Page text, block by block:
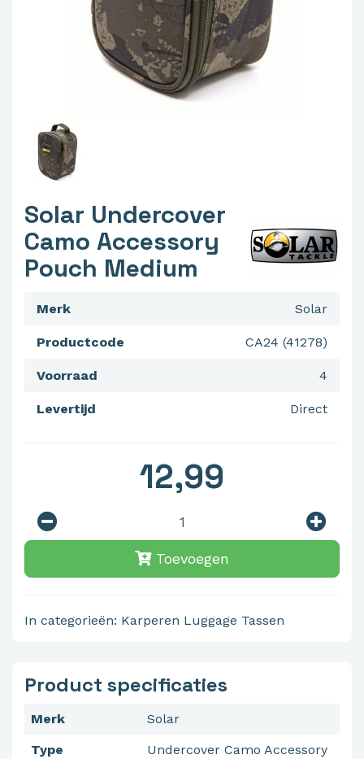
Solar Undercover
Camo Accessory
Pouch Medium
Solar
Merk
CA24 (41278)
Productcode
4
Voorraad
Direct
Levertijd
12,99
Toevoegen
In categorieën: Karperen Luggage Tassen
Product specificaties
Merk
Solar
Type
Undercover Camo Accessory